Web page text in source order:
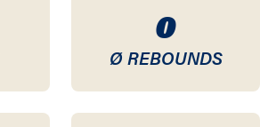
0
Ø REBOUNDS